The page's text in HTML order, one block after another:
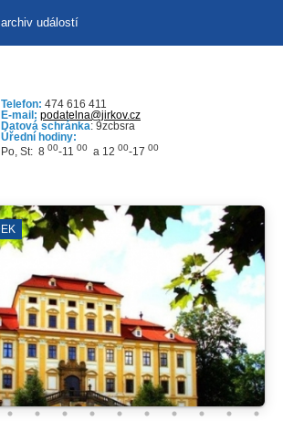
archiv událostí
Telefon: 474 616 411
E-mail: podatelna@jirkov.cz
Datová schránka: 9zcbsra
Úřední hodiny:
Po, St: 8 00-11 00 a 12 00-17 00